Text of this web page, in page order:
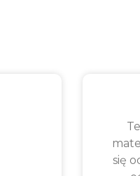
się